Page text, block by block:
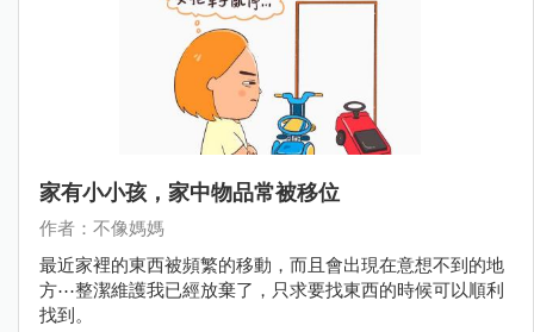
家有小小孩，家中物品常被移位
作者：不像媽媽
最近家裡的東西被頻繁的移動，而且會出現在意想不到的地
方⋯整潔維護我已經放棄了，只求要找東西的時候可以順利
找到。